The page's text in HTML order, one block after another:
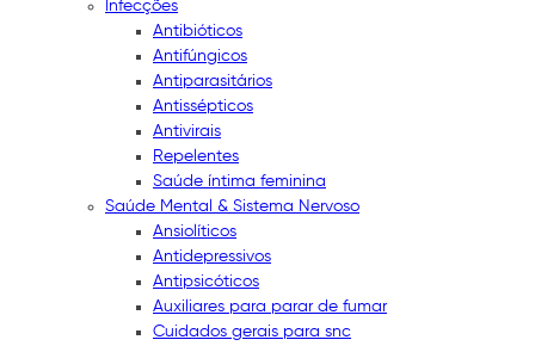
Infecções
Antibióticos
Antifúngicos
Antiparasitários
Antissépticos
Antivirais
Repelentes
Saúde íntima feminina
Saúde Mental & Sistema Nervoso
Ansiolíticos
Antidepressivos
Antipsicóticos
Auxiliares para parar de fumar
Cuidados gerais para snc